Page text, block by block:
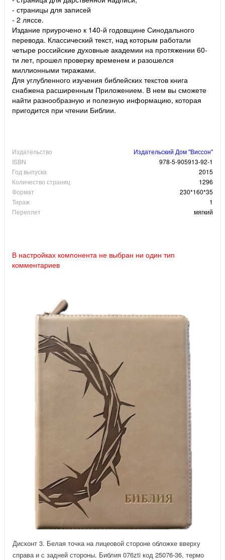
- страницы для записей
- 2 ляссе.
Издание приурочено к 140-й годовщине Синодального
перевода. Классический текст, над которым работали
четыре российские духовные академии на протяжении 60-
ти лет, прошел проверку временем и разошелся
миллионными тиражами.
Для углубленного изучения библейских текстов книга
снабжена расширенным Приложением. В нем вы сможете
найти разнообразную и полезную информацию, которая
пригодится при чтении Библии.
Издательство
Издательский Дом "Виссон"
ISBN
978-5-905913-92-1
Год выпуска
2015
Количество страниц
1296
Формат
230*160*35
Тираж
1
Переплет
мягкий
В настройках компонента не выбран ни один тип
комментариев
Дисконт 3. Белая точка на лицеовой стороне обложке вверху
справа и с задней стороны. Библия 076zti код 25076-36, термо